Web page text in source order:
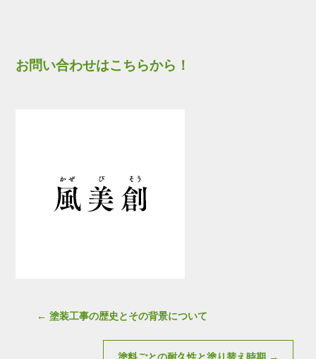
お問い合わせはこちらから！
← 塗装工事の歴史とその背景について